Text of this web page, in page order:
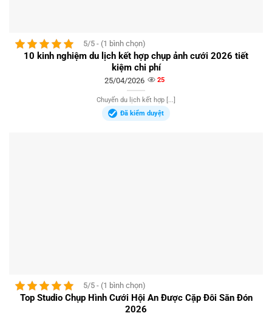
5/5 - (1 bình chọn)
10 kinh nghiệm du lịch kết hợp chụp ảnh cưới 2026 tiết
kiệm chi phí
25/04/2026 25
Chuyến du lịch kết hợp [...]
Đã kiểm duyệt
5/5 - (1 bình chọn)
Top Studio Chụp Hình Cưới Hội An Được Cặp Đôi Săn Đón
2026